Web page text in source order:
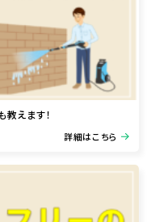
えます！
詳細はこちら